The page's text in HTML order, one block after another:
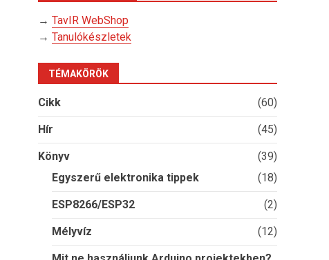
→TavIR WebShop
→Tanulókészletek
TÉMAKÖRÖK
Cikk (60)
Hír (45)
Könyv
(39)
Egyszerű elektronika tippek
(18)
ESP8266/ESP32 (2)
Mélyvíz (12)